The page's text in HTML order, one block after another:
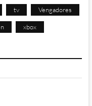
tv Vengadores
xbox